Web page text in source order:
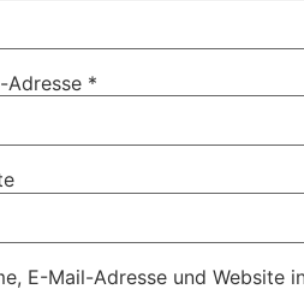
Adresse *
E-Mail-Adresse und Website